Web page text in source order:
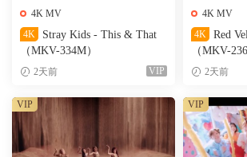
4K MV
4K
Stray Kids - This & That
（MKV-334M）
2天前 VIP
4K MV
4K
Red
（MKV-
2天前
VIP VIP